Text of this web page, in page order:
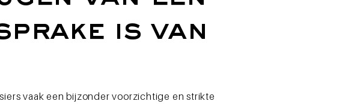
is van
vaak een bijzonder voorzichtige en strikte